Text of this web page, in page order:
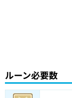
ルーン必要数